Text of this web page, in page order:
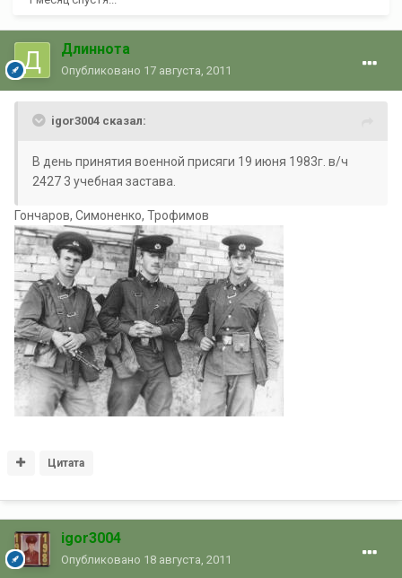
Длиннота
Опубликовано 17 августа, 2011
igor3004 сказал:
В день принятия военной присяги 19 июня 1983г. в/ч
2427 3 учебная застава.
Гончаров, Симоненко, Трофимов
Цитата
igor3004
Опубликовано 18 августа, 2011